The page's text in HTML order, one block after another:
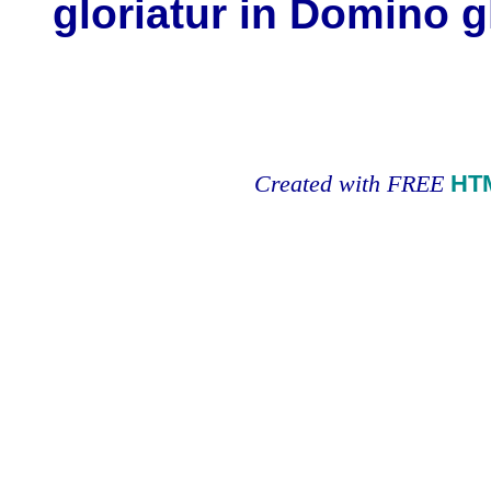
gloriatur in Domino
Created with FREE